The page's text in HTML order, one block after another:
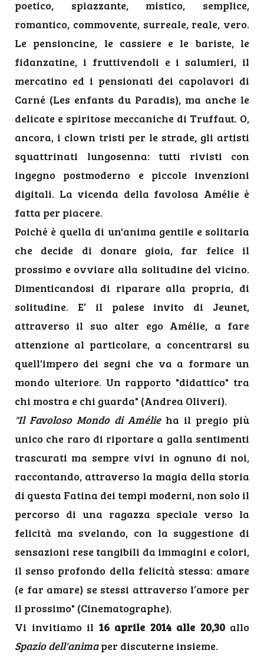
poetico, spiazzante, mistico, semplice,
romantico, commovente, surreale, reale, vero.
Le pensioncine, le cassiere e le bariste, le
fidanzatine, i fruttivendoli e i salumieri, il
mercatino ed i pensionati dei capolavori di
Carné (Les enfants du Paradis), ma anche le
delicate e spiritose meccaniche di Truffaut. O,
ancora, i clown tristi per le strade, gli artisti
squattrinati lungosenna: tutti rivisti con
ingegno postmoderno e piccole invenzioni
digitali. La vicenda della favolosa Amélie è
fatta per piacere.
Poiché è quella di un'anima gentile e solitaria
che decide di donare gioia, far felice il
prossimo e ovviare alla solitudine del vicino.
Dimenticandosi di riparare alla propria, di
solitudine. E’ il palese invito di Jeunet,
attraverso il suo alter ego Amélie, a fare
attenzione al particolare, a concentrarsi su
quell'impero dei segni che va a formare un
mondo ulteriore. Un rapporto "didattico" tra
chi mostra e chi guarda" (Andrea Oliveri).
"Il Favoloso Mondo di Amélieha il pregio più
unico che raro di riportare a galla sentimenti
trascurati ma sempre vivi in ognuno di noi,
raccontando, attraverso la magia della storia
di questa Fatina dei tempi moderni, non solo il
percorso di una ragazza speciale verso la
felicità ma svelando, con la suggestione di
sensazioni rese tangibili da immagini e colori,
il senso profondo della felicità stessa: amare
(e far amare) se stessi attraverso l’amore per
il prossimo" (Cinematographe).
Vi invitiamo il 16 aprile 2014 alle 20,30allo
Spazio dell'animaper discuterne insieme.